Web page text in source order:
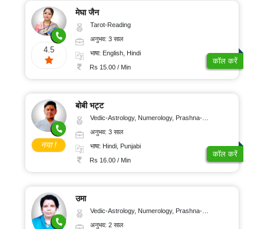
4.5
मेघा जैन
Tarot-Reading
अनुभव: 3 साल
भाषा: English, Hindi
Rs 15.00 / Min
कॉल करें
नया !
बोबी भट्ट
Vedic-Astrology, Numerology, Prashna-Kundali
अनुभव: 3 साल
भाषा: Hindi, Punjabi
Rs 16.00 / Min
कॉल करें
उमा
Vedic-Astrology, Numerology, Prashna-Kundali
अनुभव: 2 साल